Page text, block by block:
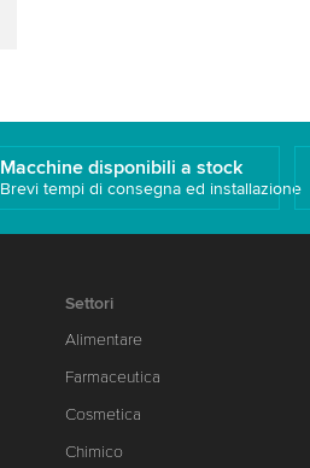
Macchine disponibili a stock
Brevi tempi di consegna ed installazione
Settori
Alimentare
Farmaceutica
Cosmetica
Chimico